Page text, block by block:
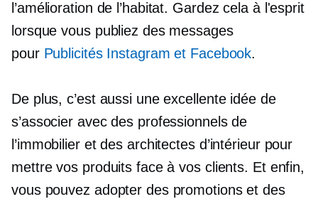
l’amélioration de l’habitat. Gardez cela à l'esprit
lorsque vous publiez des messages
pour Publicités Instagram et Facebook.
De plus, c’est aussi une excellente idée de
s’associer avec des professionnels de
l’immobilier et des architectes d’intérieur pour
mettre vos produits face à vos clients. Et enfin,
vous pouvez adopter des promotions et des